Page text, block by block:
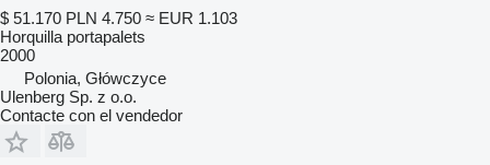
$ 51.170 PLN 4.750 ≈ EUR 1.103
Horquilla portapalets
2000
Polonia, Główczyce
Ulenberg Sp. z o.o.
Contacte con el vendedor